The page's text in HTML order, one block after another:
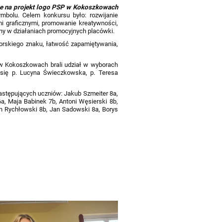
na projekt logo PSP w Kokoszkowach
Celem konkursu było: rozwijanie
graficznymi, promowanie kreatywności,
w działaniach promocyjnych placówki.
znaku, łatwość zapamiętywania,
Kokoszkowach brali udział w wyborach
p. Lucyna Świeczkowska, p. Teresa
uczniów: Jakub Szmeiter 8a,
Maja Babinek 7b, Antoni Węsierski 8b,
8b, Jan Sadowski 8a, Borys